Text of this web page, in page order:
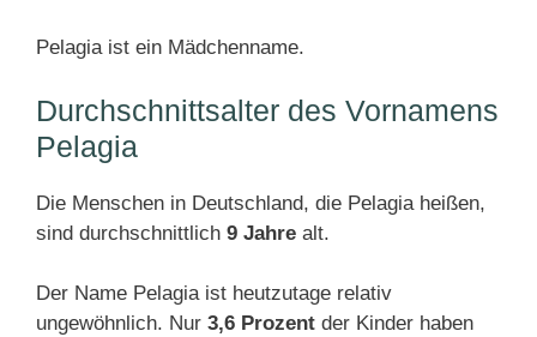
Pelagia ist ein Mädchenname.
Durchschnittsalter des Vornamens
Pelagia
Die Menschen in Deutschland, die Pelagia heißen,
sind durchschnittlich 9 Jahre alt.
Der Name Pelagia ist heutzutage relativ
ungewöhnlich. Nur 3,6 Prozent der Kinder haben